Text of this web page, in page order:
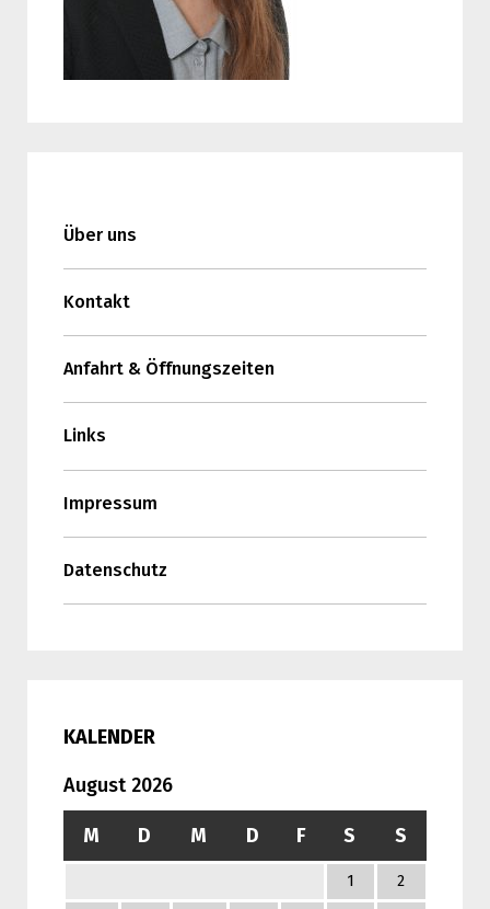
Über uns
Kontakt
Anfahrt & Öffnungszeiten
Links
Impressum
Datenschutz
KALENDER
August 2026
M D M D F S S
1 2